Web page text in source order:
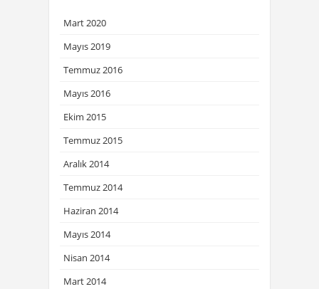
Mart 2020
Mayıs 2019
Temmuz 2016
Mayıs 2016
Ekim 2015
Temmuz 2015
Aralık 2014
Temmuz 2014
Haziran 2014
Mayıs 2014
Nisan 2014
Mart 2014